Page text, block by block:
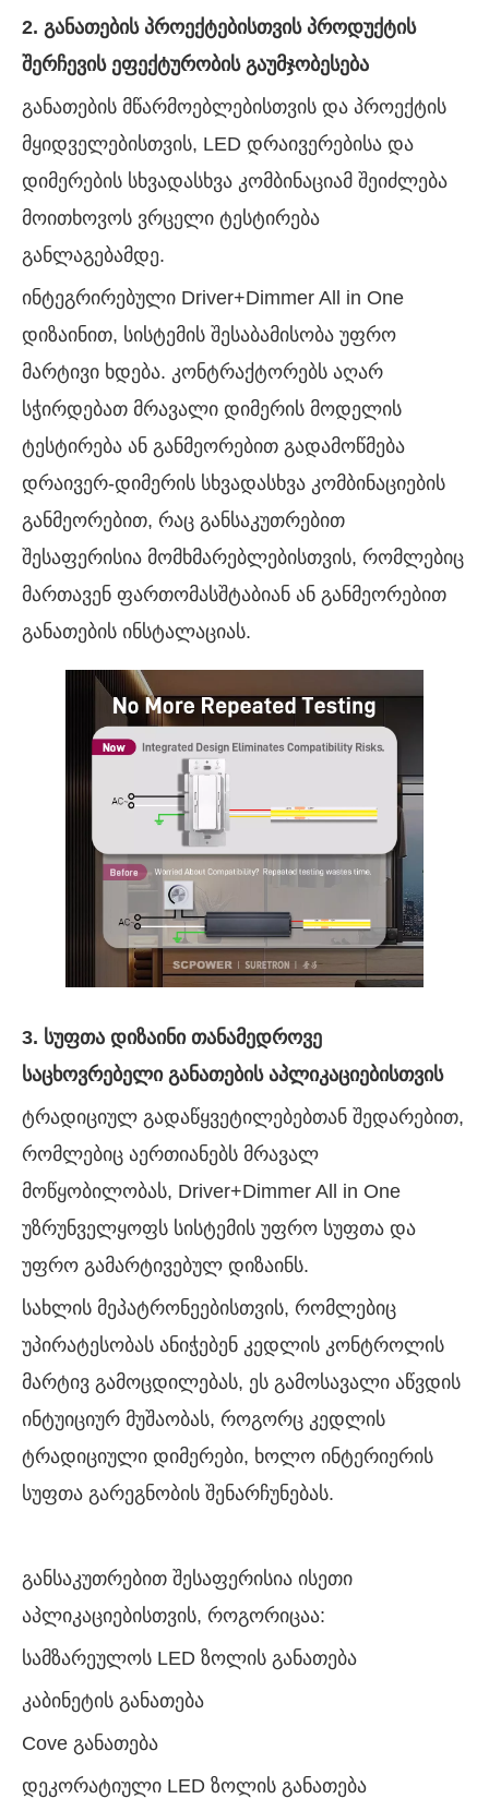
2. განათების პროექტებისთვის პროდუქტის
შერჩევის ეფექტურობის გაუმჯობესება
განათების მწარმოებლებისთვის და პროექტის
მყიდველებისთვის, LED დრაივერებისა და
დიმერების სხვადასხვა კომბინაციამ შეიძლება
მოითხოვოს ვრცელი ტესტირება
განლაგებამდე.
ინტეგრირებული Driver+Dimmer All in One
დიზაინით, სისტემის შესაბამისობა უფრო
მარტივი ხდება. კონტრაქტორებს აღარ
სჭირდებათ მრავალი დიმერის მოდელის
ტესტირება ან განმეორებით გადამოწმება
დრაივერ-დიმერის სხვადასხვა კომბინაციების
განმეორებით, რაც განსაკუთრებით
შესაფერისია მომხმარებლებისთვის, რომლებიც
მართავენ ფართომასშტაბიან ან განმეორებით
განათების ინსტალაციას.
3. სუფთა დიზაინი თანამედროვე
საცხოვრებელი განათების აპლიკაციებისთვის
ტრადიციულ გადაწყვეტილებებთან შედარებით,
რომლებიც აერთიანებს მრავალ
მოწყობილობას, Driver+Dimmer All in One
უზრუნველყოფს სისტემის უფრო სუფთა და
უფრო გამარტივებულ დიზაინს.
სახლის მეპატრონეებისთვის, რომლებიც
უპირატესობას ანიჭებენ კედლის კონტროლის
მარტივ გამოცდილებას, ეს გამოსავალი აწვდის
ინტუიციურ მუშაობას, როგორც კედლის
ტრადიციული დიმერები, ხოლო ინტერიერის
სუფთა გარეგნობის შენარჩუნებას.
განსაკუთრებით შესაფერისია ისეთი
აპლიკაციებისთვის, როგორიცაა:
სამზარეულოს LED ზოლის განათება
კაბინეტის განათება
Cove განათება
დეკორატიული LED ზოლის განათება